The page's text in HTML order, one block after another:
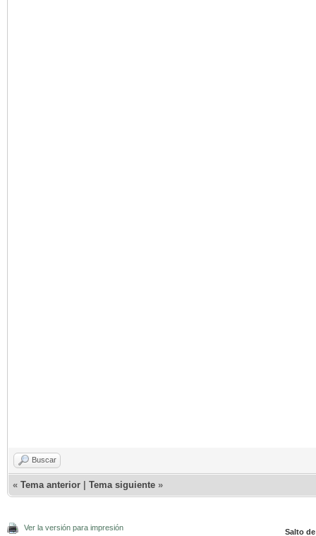
Buscar
« Tema anterior Tema siguiente »
Ver la versión para impresión Salto